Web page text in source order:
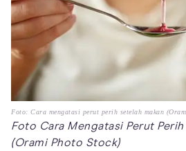
Foto: Cara mengatasi perut perih setelah makan
Foto Cara Mengatasi Perut
(Orami Photo Stock)